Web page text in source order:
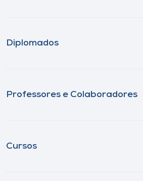
Diplomados
Professores e Colaboradores
Cursos